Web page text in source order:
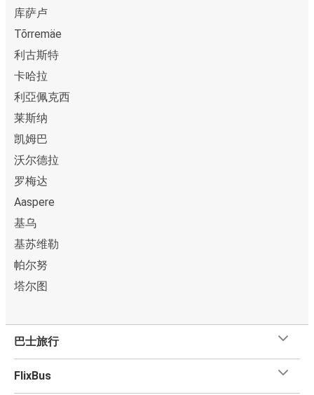
库萨卢
Tõrremäe
利古斯特
卡哈拉
利亞佩克西
莱斯纳
凯姆巴
沃尔德拉
罗梅达
Aaspere
基乌
基苏维勒
帕尔努
塔尔图
巴士旅行
FlixBus